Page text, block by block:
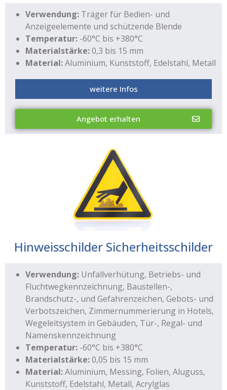
Verwendung: Träger für Bedien- und
Anzeigeelemente und schützende Blende
Temperatur: -60°C bis +380°C
Materialstärke:0,3 bis 15 mm
Material:Aluminium, Kunststoff, Edelstahl, Metall
weitere Infos
Angebot erhalten
Hinweisschilder Sicherheitsschilder
Verwendung: Unfallverhütung, Betriebs- und
Fluchtwegkennzeichnung, Baustellen-,
Brandschutz-, und Gefahrenzeichen, Gebots- und
Verbotszeichen, Zimmernummerierung in Hotels,
Wegeleitsystem in Gebäuden, Tür-, Regal- und
Namenskennzeichnung
Temperatur: -60°C bis +380°C
Materialstärke:0,05 bis 15 mm
Material:Aluminium, Messing, Folien, Aluguss,
Kunststoff, Edelstahl, Metall, Acrylglas